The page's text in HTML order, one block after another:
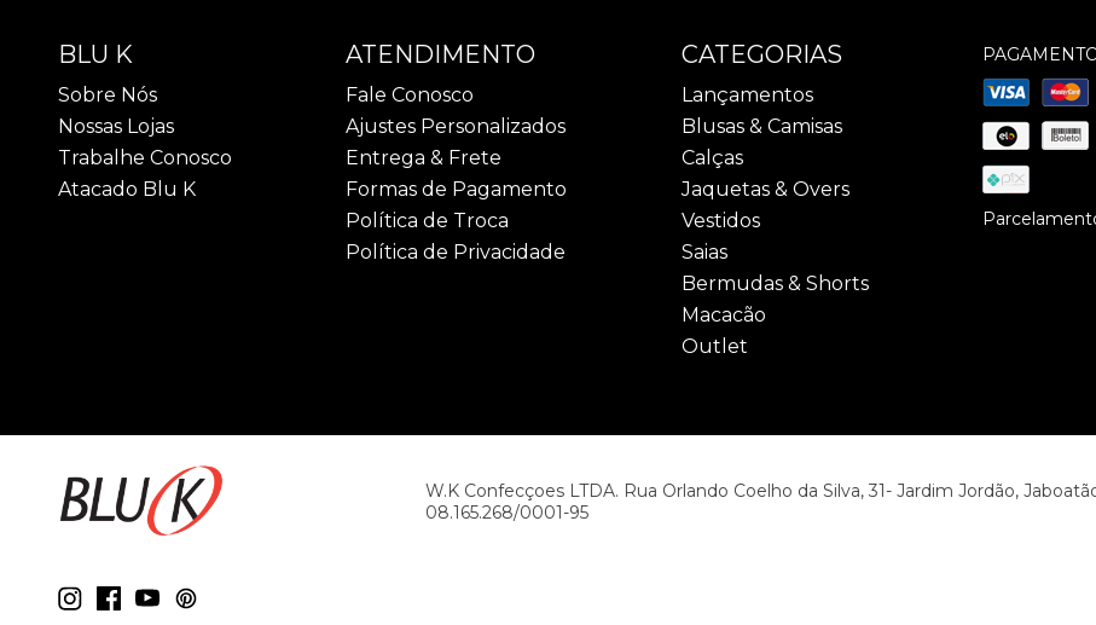
BLU K
Sobre Nós
Nossas Lojas
Trabalhe Conosco
Atacado Blu K
ATENDIMENTO
Fale Conosco
Ajustes Personalizados
Entrega & Frete
Formas de Pagamento
Política de Troca
Política de Privacidade
CATEGORIAS
Lançamentos
Blusas & Camisas
Calças
Jaquetas & Overs
Vestidos
Saias
Bermudas & Shorts
Macacão
Outlet
W.K Confecçoes LTDA. Rua Orlando Coelho da Silva, 31- Jardim Jordão,
08.165.268/0001-95